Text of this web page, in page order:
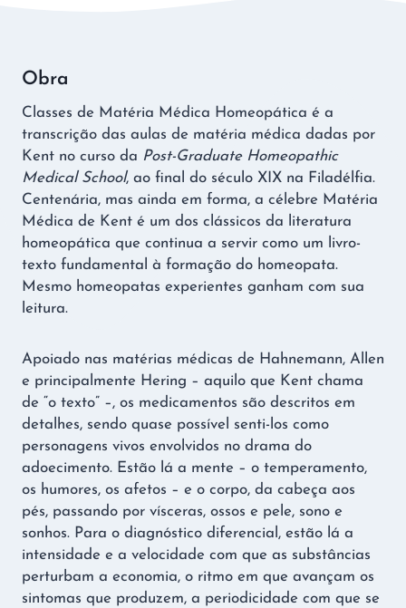
Obra
Classes de Matéria Médica Homeopática é a
transcrição das aulas de matéria médica dadas por
Kent no curso da Post-Graduate Homeopathic
Medical School, ao final do século XIX na Filadélfia.
Centenária, mas ainda em forma, a célebre Matéria
Médica de Kent é um dos clássicos da literatura
homeopática que continua a servir como um livro-
texto fundamental à formação do homeopata.
Mesmo homeopatas experientes ganham com sua
leitura.
Apoiado nas matérias médicas de Hahnemann, Allen
e principalmente Hering – aquilo que Kent chama
de “o texto” –, os medicamentos são descritos em
detalhes, sendo quase possível senti-los como
personagens vivos envolvidos no drama do
adoecimento. Estão lá a mente – o temperamento,
os humores, os afetos – e o corpo, da cabeça aos
pés, passando por vísceras, ossos e pele, sono e
sonhos. Para o diagnóstico diferencial, estão lá a
intensidade e a velocidade com que as substâncias
perturbam a economia, o ritmo em que avançam os
sintomas que produzem, a periodicidade com que se